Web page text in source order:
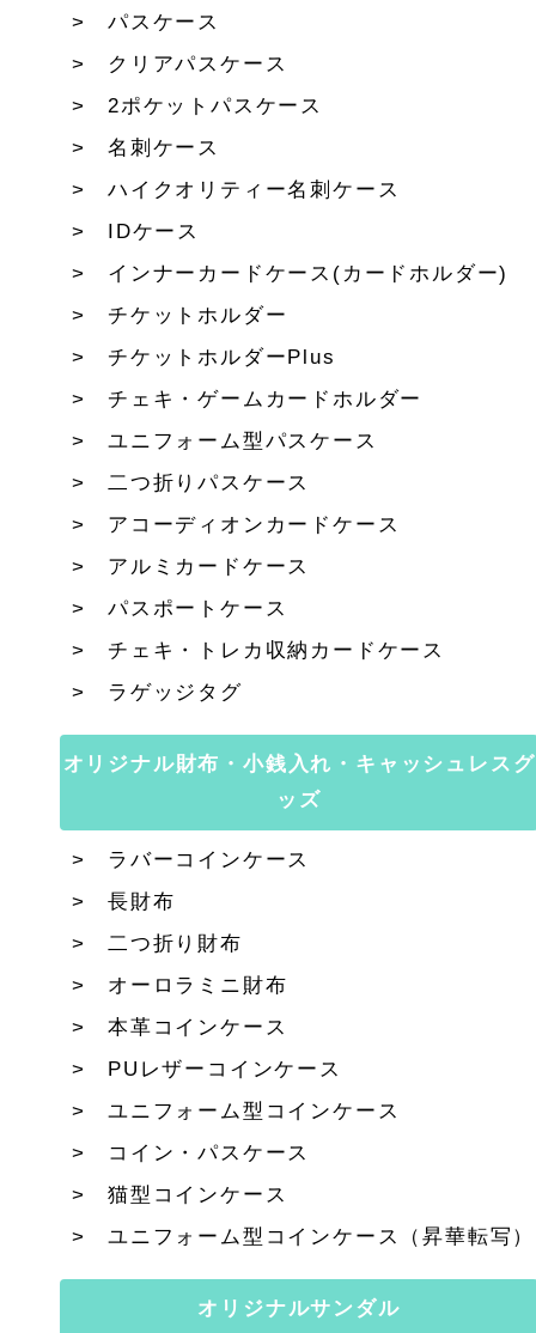
パスケース
クリアパスケース
2ポケットパスケース
名刺ケース
ハイクオリティー名刺ケース
IDケース
インナーカードケース(カードホルダー)
チケットホルダー
チケットホルダーPlus
チェキ・ゲームカードホルダー
ユニフォーム型パスケース
二つ折りパスケース
アコーディオンカードケース
アルミカードケース
パスポートケース
チェキ・トレカ収納カードケース
ラゲッジタグ
オリジナル財布・小銭入れ・キャッシュレスグ
ッズ
ラバーコインケース
長財布
二つ折り財布
オーロラミニ財布
本革コインケース
PUレザーコインケース
ユニフォーム型コインケース
コイン・パスケース
猫型コインケース
ユニフォーム型コインケース（昇華転写）
オリジナルサンダル